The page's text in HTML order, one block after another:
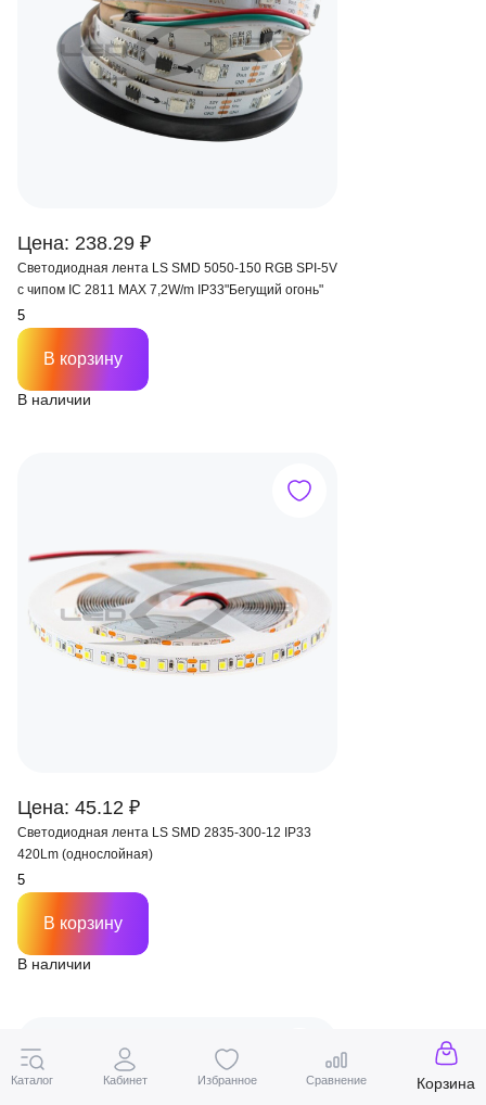
Цена: 238.29 ₽
Светодиодная лента LS SMD 5050-150 RGB SPI-5V
с чипом IC 2811 MAX 7,2W/m IP33"Бегущий огонь"
В наличии
В корзину
Цена: 45.12 ₽
Светодиодная лента LS SMD 2835-300-12 IP33
420Lm (однослойная)
В наличии
В корзину
Каталог Кабинет Избранное Сравнение Корзина